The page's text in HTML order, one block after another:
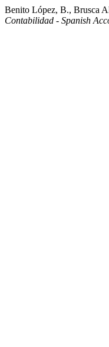
Benito López, B., Brusca
Contabilidad - Spanish